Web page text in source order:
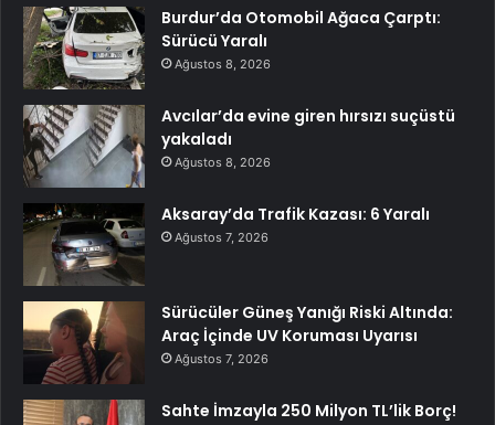
Burdur’da Otomobil Ağaca Çarptı:
Sürücü Yaralı
Ağustos 8, 2026
Avcılar’da evine giren hırsızı suçüstü
yakaladı
Ağustos 8, 2026
Aksaray’da Trafik Kazası: 6 Yaralı
Ağustos 7, 2026
Sürücüler Güneş Yanığı Riski Altında:
Araç İçinde UV Koruması Uyarısı
Ağustos 7, 2026
Sahte İmzayla 250 Milyon TL’lik Borç!